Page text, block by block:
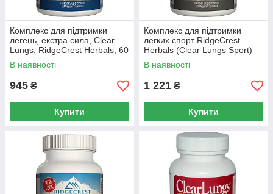
Комплекс для підтримки
легень, екстра сила, Clear
Lungs, RidgeCrest Herbals, 60
гелевих капсул
В наявності
945 ₴
Купити
Комплекс для підтримки
легких спорт RidgeCrest
Herbals (Clear Lungs Sport)
60 капсул
В наявності
1 221 ₴
Купити